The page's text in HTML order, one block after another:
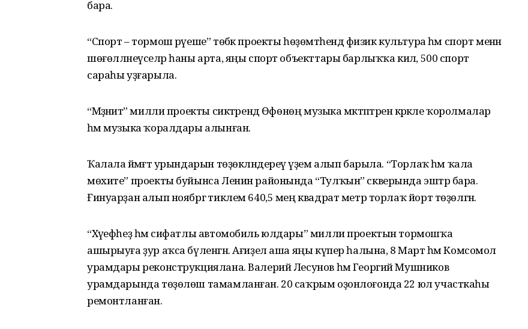
бара.
“Спорт – тормош рәүеше” төбәк проекты һөҙөмтәһендә физик культура һәм спорт менән
шөғөлләнеүселәр һаны арта, яңы спорт объекттары барлыҡҡа килә, 500 спорт
сараһы уҙғарыла.
“Мәҙәниәт” милли проекты сиктәрендә Өфөнөң музыка мәктәптәренә кәрәкле ҡоролмалар
һәм музыка ҡоралдары алынған.
Ҡалала йәмәғәт урындарын төҙөкләндереү әүҙем алып барыла. “Торлаҡ һәм ҡала
мөхите” проекты буйынса Ленин районында “Тулҡын” скверында эштәр бара.
Ғинуарҙан алып ноябргә тиклем 640,5 мең квадрат метр торлаҡ йорт төҙөлгән.
“Хәүефһеҙ һәм сифатлы автомобиль юлдары” милли проектын тормошҡа
ашырыуға ҙур аҡса бүленгән. Ағиҙел аша яңы күпер һалына, 8 Март һәм Комсомол
урамдары реконструкциялана. Валерий Лесунов һәм Георгий Мушников
урамдарында төҙөлөш тамамланған. 20 саҡрым оҙонлоғонда 22 юл участкаһы
ремонтланған.